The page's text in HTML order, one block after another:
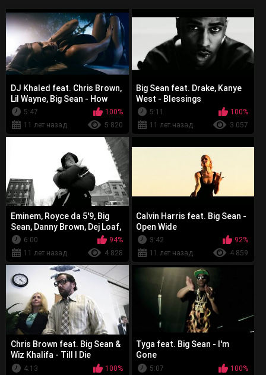
DJ Khaled feat. Chris Brown,
Lil Wayne, Big Sean - How
Many Times
5:47
100%
11 лет назад
5 820
Big Sean feat. Drake, Kanye
West - Blessings
5:11
100%
11 лет назад
3 057
Eminem, Royce da 5'9, Big
Sean, Danny Brown, Dej Loaf,
Trick Trick - Detroit vs Ev...
6:00
94%
11 лет назад
4 828
Calvin Harris feat. Big Sean -
Open Wide
3:42
92%
11 лет назад
4 859
Chris Brown feat. Big Sean &
Wiz Khalifa - Till I Die
4:13
100%
Tyga feat. Big Sean - I'm
Gone
5:07
100%